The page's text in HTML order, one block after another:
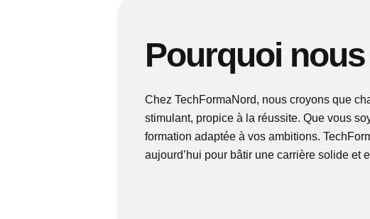
Pourquoi
Chez TechFormaNord, nous croyons que
stimulant, propice à la réussite. Que vous
formation adaptée à vos ambitions.
aujourd’hui pour bâtir une carrière solide et